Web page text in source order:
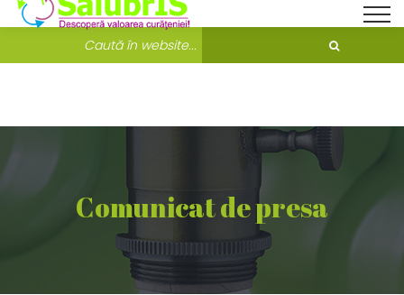
Bine ati venit pe Salubris.ro! Unde ne găsești?
Comunicat de presa